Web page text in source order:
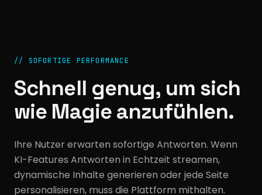
// SOFORTIGE PERFORMANCE
Schnell genug, um sich
wie Magie anzufühlen.
Ihre Nutzer erwarten sofortige Antworten. Wenn
KI-Features Antworten in Echtzeit streamen,
dynamische Inhalte generieren oder jede Seite
personalisieren, muss die Plattform mithalten.